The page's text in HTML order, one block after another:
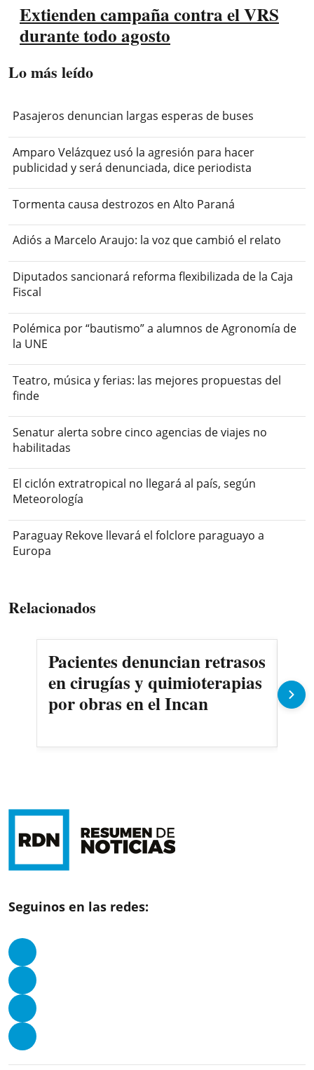
Extienden campaña contra el VRS
durante todo agosto
Lo más leído
Pasajeros denuncian largas esperas de buses
Amparo Velázquez usó la agresión para hacer
publicidad y será denunciada, dice periodista
Tormenta causa destrozos en Alto Paraná
Adiós a Marcelo Araujo: la voz que cambió el relato
Diputados sancionará reforma flexibilizada de la Caja
Fiscal
Polémica por “bautismo” a alumnos de Agronomía de
la UNE
Teatro, música y ferias: las mejores propuestas del
finde
Senatur alerta sobre cinco agencias de viajes no
habilitadas
El ciclón extratropical no llegará al país, según
Meteorología
Paraguay Rekove llevará el folclore paraguayo a
Europa
Relacionados
Pacientes denuncian retrasos
en cirugías y quimioterapias
por obras en el Incan
Seguinos en las redes: